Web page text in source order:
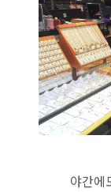
야간에